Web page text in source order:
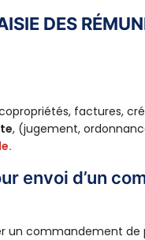
DES
factures,
, (jugement,
envoi d’un
un commandement de